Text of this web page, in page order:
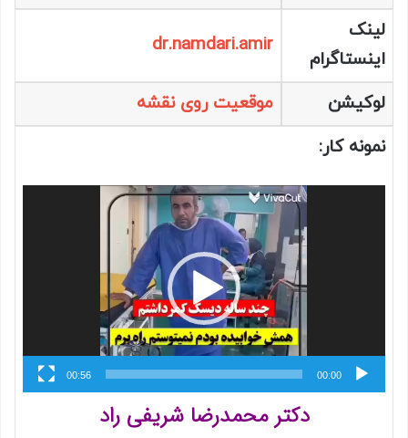
لینک
اینستاگرام
dr.namdari.amir
لوکیشن
موقعیت روی نقشه
نمونه کار:
نمایشگر
ویدیو
00:00
00:56
دکتر محمدرضا شریفی راد